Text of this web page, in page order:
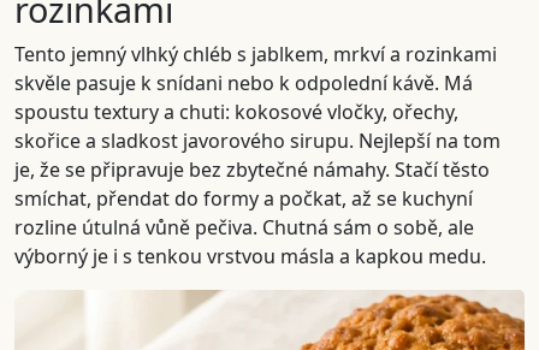
Tento jemný vlhký chléb s jablkem, mrkví a rozinkami
skvěle pasuje k snídani nebo k odpolední kávě. Má
spoustu textury a chuti: kokosové vločky, ořechy,
skořice a sladkost javorového sirupu. Nejlepší na tom
je, že se připravuje bez zbytečné námahy. Stačí těsto
smíchat, přendat do formy a počkat, až se kuchyní
rozline útulná vůně pečiva. Chutná sám o sobě, ale
výborný je i s tenkou vrstvou másla a kapkou medu.